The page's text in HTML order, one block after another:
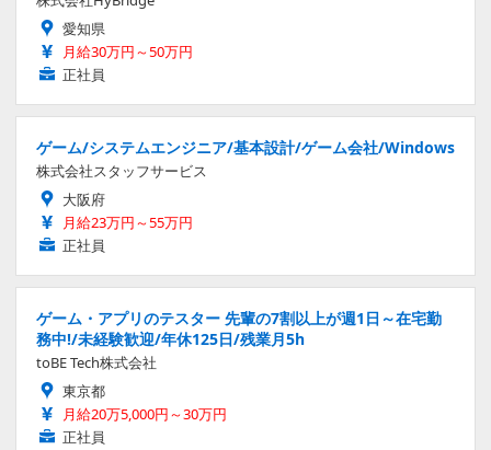
愛知県
月給30万円～50万円
正社員
ゲーム/システムエンジニア/基本設計/ゲーム会社/Windows
株式会社スタッフサービス
大阪府
月給23万円～55万円
正社員
ゲーム・アプリのテスター 先輩の7割以上が週1日～在宅勤
務中!/未経験歓迎/年休125日/残業月5h
toBE Tech株式会社
東京都
月給20万5,000円～30万円
正社員